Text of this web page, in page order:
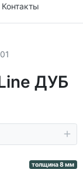
Контакты
ДУБ
толщина 8 мм